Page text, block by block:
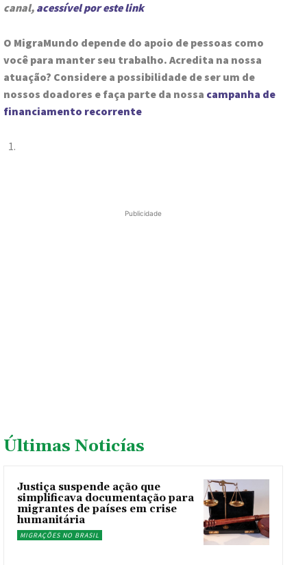
canal, acessível por este link
O MigraMundo depende do apoio de pessoas como
você para manter seu trabalho. Acredita na nossa
atuação? Considere a possibilidade de ser um de
nossos doadores e faça parte da nossa campanha de
financiamento recorrente
Publicidade
Últimas Noticías
Justiça suspende ação que
simplificava documentação para
migrantes de países em crise
humanitária
MIGRAÇÕES NO BRASIL